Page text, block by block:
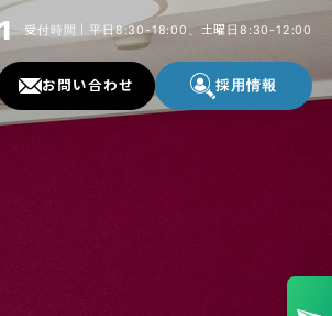
受付時間｜平日8:30-18:00、土曜日8:30-12:00
お問い合わせ 採用情報